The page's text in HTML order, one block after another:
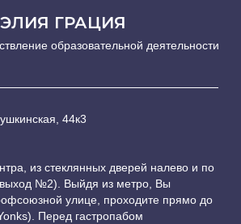
ГРАЦИЯ
образовательной деятельности
44к3
из стеклянных дверей налево и по
№2). Выйдя из метро, Вы
улице, проходите прямо до
Перед гастропабом